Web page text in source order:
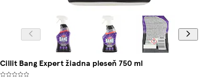
Cillit Bang Expert žiadna pleseň 750 ml